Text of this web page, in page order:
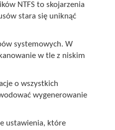
NTFS to skojarzenia
stara się uniknąć
systemowych. W
w tle z niskim
o wszystkich
wygenerowanie
ustawienia, które